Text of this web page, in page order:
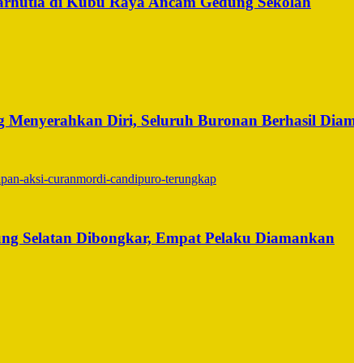
Menyerahkan Diri, Seluruh Buronan Berhasil
Selatan Dibongkar, Empat Pelaku Diamankan